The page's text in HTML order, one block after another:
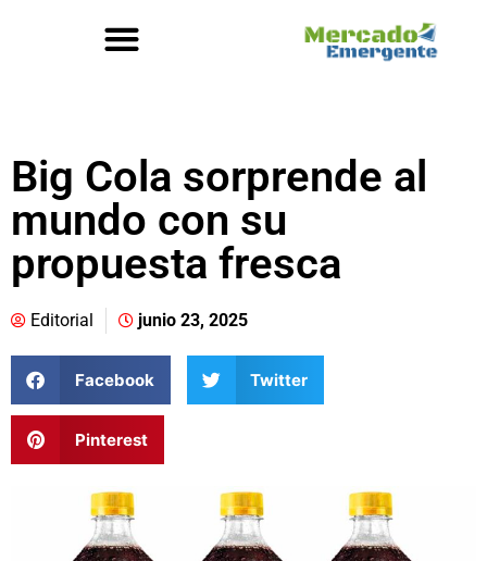
Big Cola sorprende al
mundo con su
propuesta fresca
Editorial junio 23, 2025
Facebook Twitter
Pinterest